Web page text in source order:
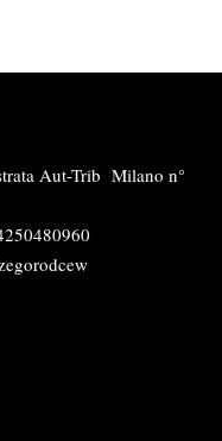
Aut-Trib Milano n°